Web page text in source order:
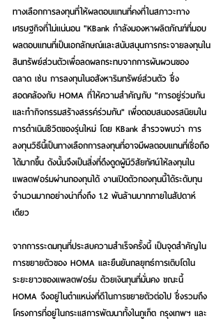
ทางเลือกการลงทุนที่ให้ผลตอบแทนที่คงที่ในสภาวะทาง
เศรษฐกิจที่ไม่แน่นอน "KBank กำลังมองหาผลิตภัณฑ์ที่มอบ
ผลตอบแทนที่เป็นเอกลักษณ์และสนับสนุนการกระจายลงทุนใน
สินทรัพย์ส่วนตัวเพื่อลดผลกระทบจากการผันผวนของ
ตลาด เช่น การลงทุนในอสังหาริมทรัพย์ส่วนตัว ซึ่ง
สอดคล้องกับ HOMA ที่ให้ความสำคัญกับ "การอยู่ร่วมกัน
และทำกิจกรรมสร้างสรรค์ร่วมกัน" เพื่อตอบสนองรสนิยมใน
การดำเนินชีวิตของรุ่นใหม่ โดย KBank สำรวจพบว่า การ
ลงทุนวิธีนี้เป็นทางเลือกการลงทุนที่อาจมีผลตอบแทนที่เชื่อถือ
ได้มากขึ้น ดังนั้นจึงเป็นสิ่งที่ดึงดูดผู้มีวิสัยทัศน์ให้ลงทุนใน
แพลตฟอร์มผ่านกองทุนได้ งานเปิดตัวกองทุนนี้ได้ระดับทุน
จำนวนมากอย่างน่าทึ่งถึง 1.2 พันล้านบาทภายในสัปดาห์
เดียว
จากการระดมทุนที่ประสบความสำเร็จครั้งนี้ เป็นจุดสำคัญใน
การขยายตัวของ HOMA และยืนยันกลยุทธ์การเติบโตใน
ระยะยาวของแพลตฟอร์ม ด้วยเงินทุนที่มั่นคง ขณะนี้
HOMA จึงอยู่ในตำแหน่งที่ดีในการขยายตัวต่อไป ซึ่งรวมถึง
โครงการที่อยู่ในกระแสการพัฒนาทั้งในภูเก็ต กรุงเทพฯ และ